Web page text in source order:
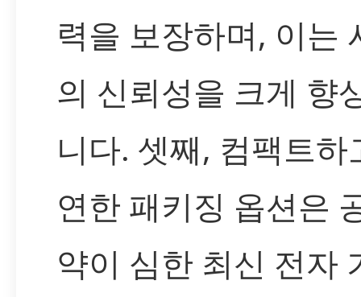
력을 보장하며, 이는
의 신뢰성을 크게 향
니다. 셋째, 컴팩트하
연한 패키징 옵션은
약이 심한 최신 전자